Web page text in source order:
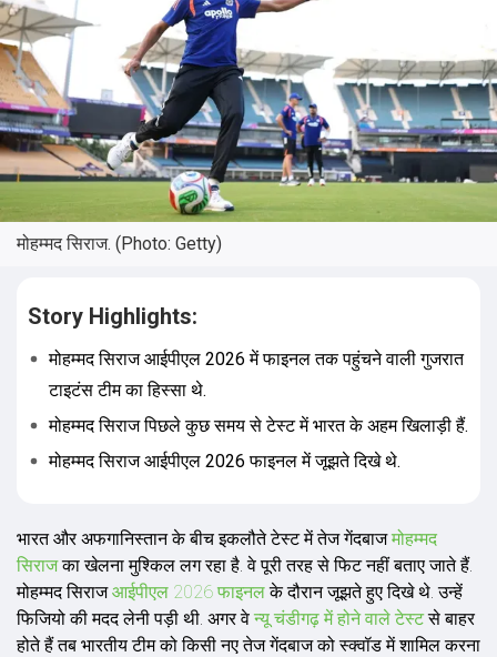
मोहम्मद सिराज. (Photo: Getty)
Story Highlights:
मोहम्मद सिराज आईपीएल 2026 में फाइनल तक पहुंचने वाली गुजरात
टाइटंस टीम का हिस्सा थे.
मोहम्मद सिराज पिछले कुछ समय से टेस्ट में भारत के अहम खिलाड़ी हैं.
मोहम्मद सिराज आईपीएल 2026 फाइनल में जूझते दिखे थे.
भारत और अफगानिस्तान के बीच इकलौते टेस्ट में तेज गेंदबाजमोहम्मद
सिराजका खेलना मुश्किल लग रहा है. वे पूरी तरह से फिट नहीं बताए जाते हैं.
मोहम्मद सिराजआईपीएल 2026 फाइनलके दौरान जूझते हुए दिखे थे. उन्हें
फिजियो की मदद लेनी पड़ी थी. अगर वे न्यू चंडीगढ़ में होने वाले टेस्टसे बाहर
होते हैं तब भारतीय टीम को किसी नए तेज गेंदबाज को स्क्वॉड में शामिल करना